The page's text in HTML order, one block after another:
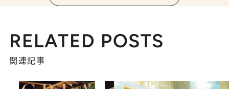
RELATED POSTS
関連記事